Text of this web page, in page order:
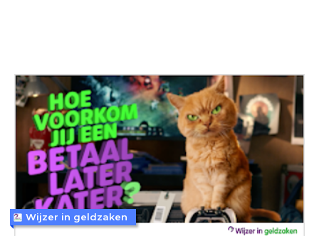
Wijzer in geldzaken